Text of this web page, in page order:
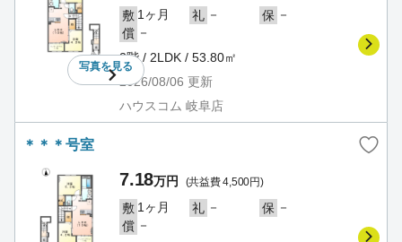
写真を見る
敷 1ヶ月 礼 － 保 －
償 －
2階 / 2LDK / 53.80㎡
2026/08/06 更新
ハウスコム 岐阜店
＊＊＊号室
7.18万円 (共益費 4,500円)
敷 1ヶ月 礼 － 保 －
償 －